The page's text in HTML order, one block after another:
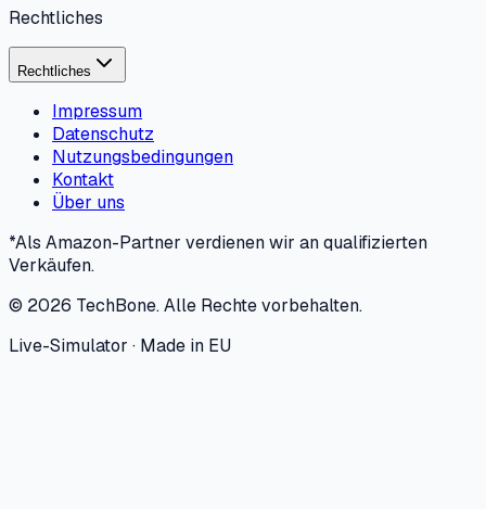
Rechtliches
Rechtliches
Impressum
Datenschutz
Nutzungsbedingungen
Kontakt
Über uns
*Als Amazon-Partner verdienen wir an qualifizierten
Verkäufen.
© 2026 TechBone.Alle Rechte vorbehalten.
Live-Simulator · Made in EU